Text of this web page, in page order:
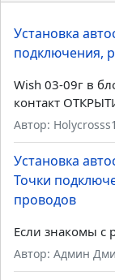
Установка
подключения,
Wish 03-09г в
контакт
Автор: Holycrosss1
Установка
Точки
проводов
Если знакомы с
Автор: Админ